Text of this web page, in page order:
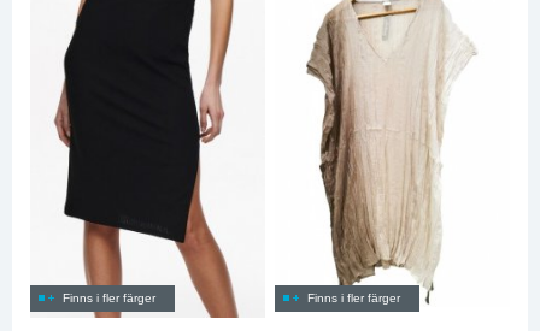
Finns i fler färger Finns i fler färger